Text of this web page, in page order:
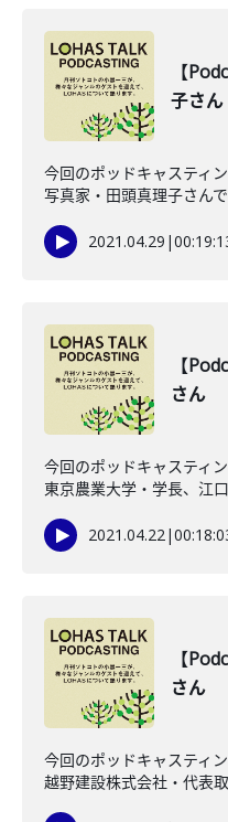
【
子さん
今回のポッドキャスティ
写真家・田頭真理子さんで
2021.04.29 |
【
さん
今回のポッドキャスティ
東京農業大学・学長、江口
2021.04.22|
【
さん
今回のポッドキャスティ
越野建設株式会社・代表